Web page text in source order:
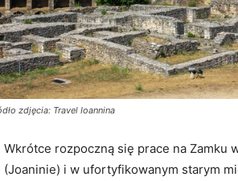
zdjęcia: Travel Ioannina
Wkrótce rozpoczną się prace na Zamku
(Joaninie) i w ufortyfikowanym starym